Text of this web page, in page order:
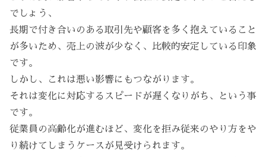
でしょう、
長期で付き合いのある取引先や顧客を多く抱えていること
が多いため、売上の波が少なく、比較的安定している印象
です。
しかし、これは悪い影響にもつながります。
それは変化に対応するスピードが遅くなりがち、という事
です。
従業員の高齢化が進むほど、変化を拒み従来のやり方をや
り続けてしまうケースが見受けられます。